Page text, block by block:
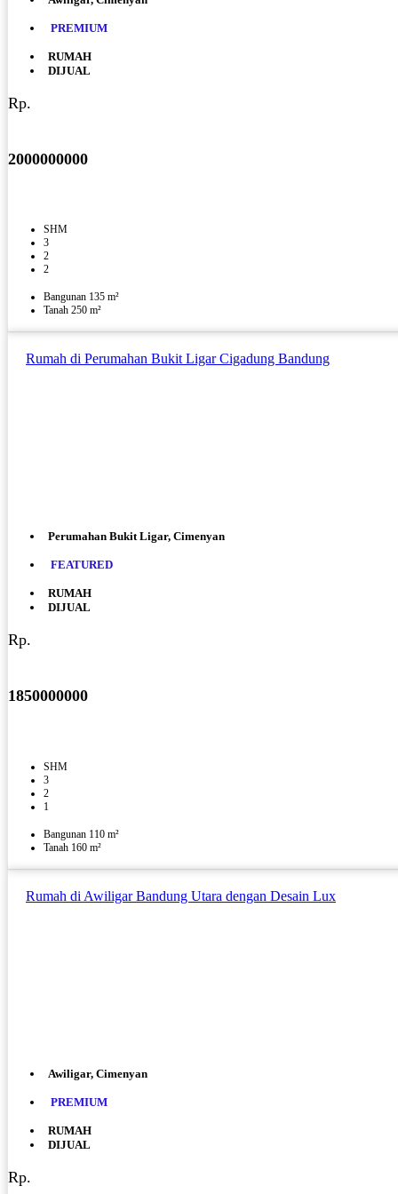
PREMIUM
RUMAH
DIJUAL
Rp.
2000000000
SHM
3
2
2
Bangunan 135 m²
Tanah 250 m²
Rumah di Perumahan Bukit Ligar Cigadung Bandung
Perumahan Bukit Ligar, Cimenyan
FEATURED
RUMAH
DIJUAL
Rp.
1850000000
SHM
3
2
1
Bangunan 110 m²
Tanah 160 m²
Rumah di Awiligar Bandung Utara dengan Desain Lux
Awiligar, Cimenyan
PREMIUM
RUMAH
DIJUAL
Rp.